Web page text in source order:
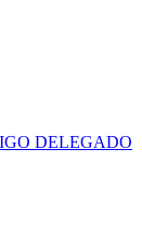
DELEGADO